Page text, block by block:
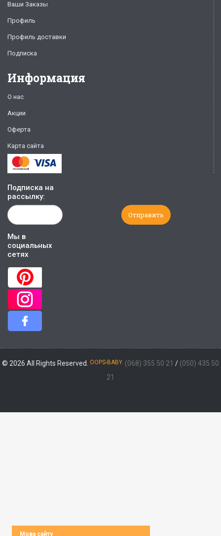
Ваши Заказы
Профиль
Профиль доставки
Подписка
Информация
О нас
Акции
Оферта
Карта сайта
Подписка на
рассылку:
Мы в
социальных
сетях
© 2026 All Rights Reserved. OOPS-BABY. (068) 355 50 21 / (050) 435 50
21
Мова сайту